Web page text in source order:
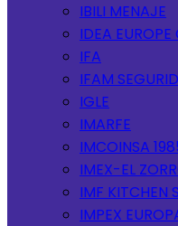
IBILI MENAJE
IDEA EUROPE
IFA
IFAM
IGLE
IMARFE
IMCOINSA
IMEX-EL
IMF KITCHEN
IMPEX